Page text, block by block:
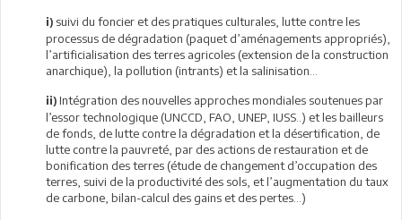
i) suivi du foncier et des pratiques culturales, lutte contre les
processus de dégradation (paquet d’aménagements appropriés),
l’artificialisation des terres agricoles (extension de la construction
anarchique), la pollution (intrants) et la salinisation…
ii) Intégration des nouvelles approches mondiales soutenues par
l’essor technologique (UNCCD, FAO, UNEP, IUSS..) et les bailleurs
de fonds, de lutte contre la dégradation et la désertification, de
lutte contre la pauvreté, par des actions de restauration et de
bonification des terres (étude de changement d’occupation des
terres, suivi de la productivité des sols, et l’augmentation du taux
de carbone, bilan-calcul des gains et des pertes…)